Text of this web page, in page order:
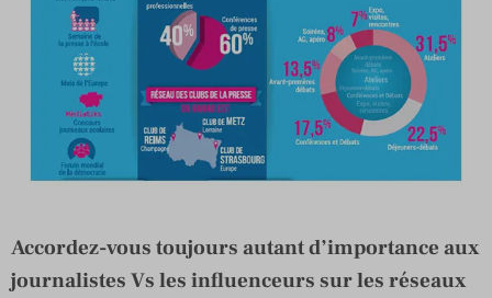
Accordez-vous toujours autant d’importance aux
journalistes Vs les influenceurs sur les réseaux